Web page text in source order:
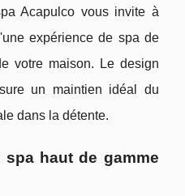
Acapulco vous invite à
expérience de spa de
votre maison. Le design
un maintien idéal du
dans la détente.
haut de gamme